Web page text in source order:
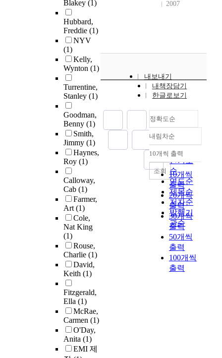
Blakey (1)
Hubbard,
Freddie (1)
NYV
(1)
Kelly,
Wynton (1)
Turrentine,
Stanley (1)
Goodman,
Benny (1)
Smith,
Jimmy (1)
Haynes,
Roy (1)
Calloway,
Cab (1)
Farmer,
Art(1)
Cole,
Nat King
(1)
Rouse,
Charlie (1)
David,
Keith (1)
Fitzgerald,
Ella (1)
McRae,
Carmen (1)
O'Day,
Anita (1)
EMI 제
2007
내보내기
내책장담기
한글로보기
정확도순
정확도
순
인기도
순
연도순
제목순
저자순
발행기
관순
내림차순
내림차순
10개씩 출력
10개씩
출력
20개씩
출력
30개씩
출력
50개씩
출력
100개씩
출력
조회